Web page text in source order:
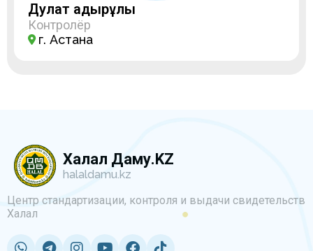
Дулат Қадырұлы
Контролёр
г. Астана
Халал Даму.KZ
halaldamu.kz
Центр стандартизации, контроля и выдачи свидетельств
Халал